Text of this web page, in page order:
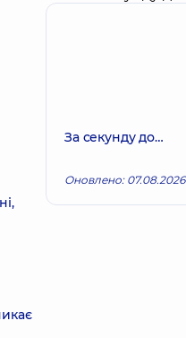
За секунду до…
Оновлено: 07.08.2026